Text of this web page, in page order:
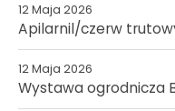
12 Maja 2026
Apilarnil/czerw
12 Maja 2026
Wystawa ogrodnicza